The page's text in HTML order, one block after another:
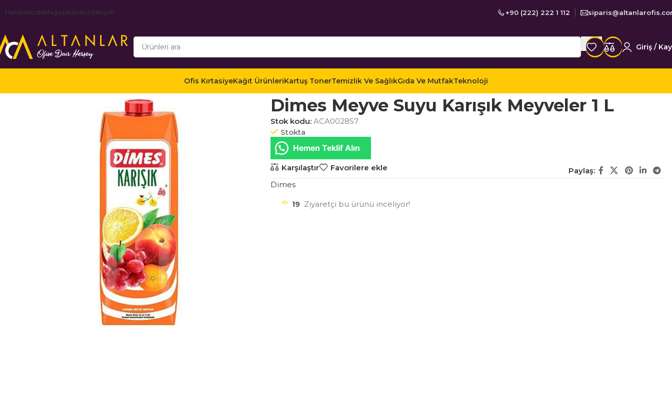
HakkımızdaMağazalarımız İletişim +90 (222) 222 1 112
Giriş /
Ofis KırtasiyeKağıt ÜrünleriKartuş TonerTemizlik Ve SağlıkGıda Ve MutfakTeknoloji
Dimes Meyve Suyu Karışık Meyveler 1 L
Stok kodu: ACA002857
Stokta
Hemen Teklif Alın
Karşılaştır Favorilere ekle
Paylaş:
Dimes
19 Ziyaretçi bu ürünü inceliyor!